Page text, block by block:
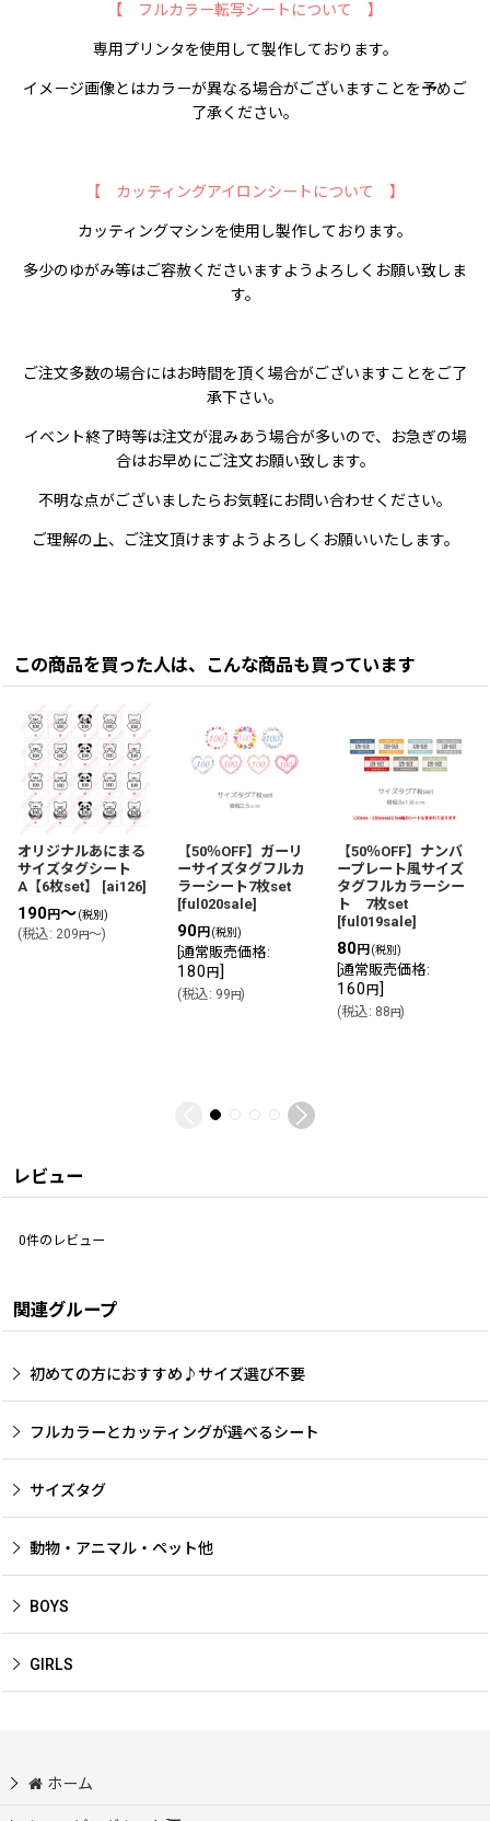
【 フルカラー転写シートについて 】
専用プリンタを使用して製作しております。
イメージ画像とはカラーが異なる場合がございますことを予めご
了承ください。
【 カッティングアイロンシートについて 】
カッティングマシンを使用し製作しております。
多少のゆがみ等はご容赦くださいますようよろしくお願い致しま
す。
ご注文多数の場合にはお時間を頂く場合がございますことをご了
承下さい。
イベント終了時等は注文が混みあう場合が多いので、お急ぎの場
合はお早めにご注文お願い致します。
不明な点がございましたらお気軽にお問い合わせください。
ご理解の上、ご注文頂けますようよろしくお願いいたします。
この商品を買った人は、こんな商品も買っています
オリジナルあにまる
サイズタグシート
A【6枚set】
[ai126]
190円～(税別)
(税込: 209円～)
【50％OFF】ガーリ
ーサイズタグフルカ
ラーシート7枚set
[ful020sale]
90円 (税別)
通常販売価格:
180 円]
(税込: 99円)
【50％OFF】ナンバ
ープレート風サイズ
タグフルカラーシー
ト 7枚set
[ful019sale]
80円 (税別)
通常販売価格:
160 円]
(税込: 88円)
レビュー
0件のレビュー
関連グループ
初めての方におすすめ♪サイズ選び不要
フルカラーとカッティングが選べるシート
サイズタグ
動物・アニマル・ペット他
BOYS
GIRLS
ホーム